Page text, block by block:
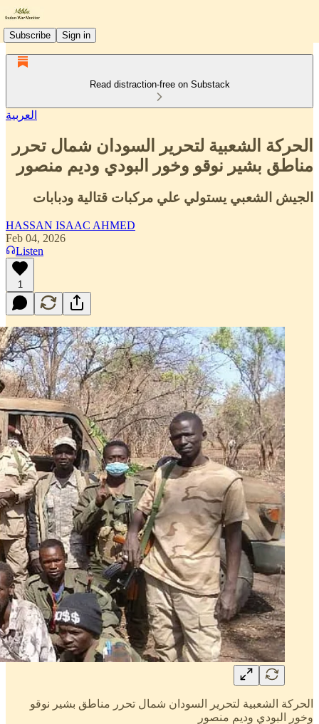
Subscribe Sign in
Read distraction-free on Substack
العربية
الحركة الشعبية لتحرير السودان شمال تحرر
مناطق بشير نوقو وخور البودي وديم منصور
الجيش الشعبي يستولي علي مركبات قتالية ودبابات
HASSAN ISAAC AHMED
Feb 04, 2026
Listen
1
الحركة الشعبية لتحرير السودان شمال تحرر مناطق بشير نوقو
وخور البودي وديم منصور